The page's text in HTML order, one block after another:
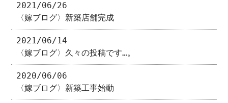
2021/06/26
〈嫁ブログ〉新築店舗完成
2021/06/14
〈嫁ブログ〉久々の投稿です…。
2020/06/06
〈嫁ブログ〉新築工事始動